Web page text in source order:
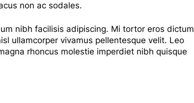
non ac sodales.
nibh facilisis adipiscing. Mi tortor eros dictum
ullamcorper vivamus pellentesque velit. Leo
rhoncus molestie imperdiet nibh quisque